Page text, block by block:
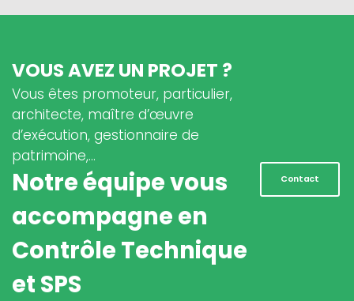
VOUS AVEZ UN PROJET ?
Vous êtes promoteur, particulier,
architecte, maître d’œuvre
d’exécution, gestionnaire de
patrimoine,…
Notre équipe vous
accompagne en
Contrôle Technique
et SPS
Contact